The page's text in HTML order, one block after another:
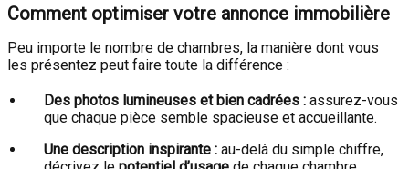
Comment optimiser votre annonce immobilière
Peu importe le nombre de chambres, la manière dont vous
les présentez peut faire toute la différence :
Des photos lumineuses et bien cadrées : assurez-vous
que chaque pièce semble spacieuse et accueillante.
Une description inspirante : au-delà du simple chiffre,